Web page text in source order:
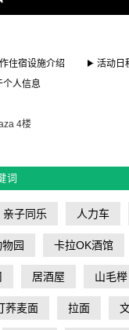
住宿设施介绍 活动日
个人信息
4楼
词
亲子同乐 人力车
园 卡拉OK酒馆
居酒屋 山毛榉
荞麦面 拉面